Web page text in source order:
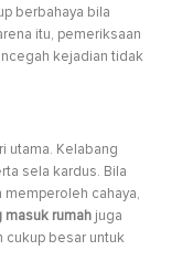
berbahaya bila
itu, pemeriksaan
kejadian tidak
utama. Kelabang
sela kardus. Bila
memperoleh cahaya,
masuk rumah juga
cukup besar untuk